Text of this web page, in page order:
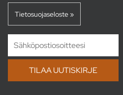
Tietosuojaseloste »